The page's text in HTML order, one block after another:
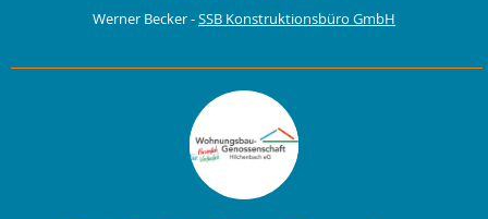
Werner Becker -SSB Konstruktionsbüro GmbH